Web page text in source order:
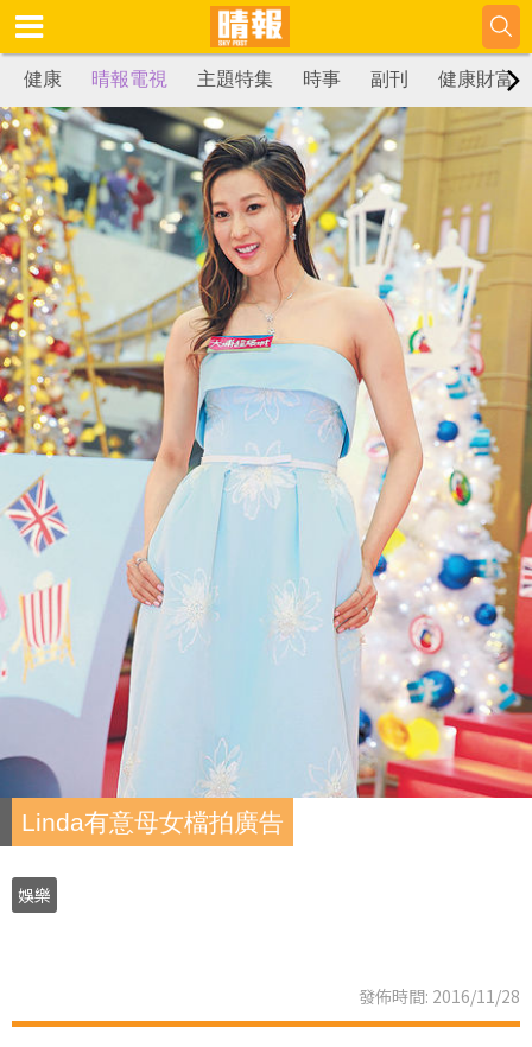
健康 晴報電視 主題特集 時事 副刊 健康財富
Linda有意母女檔拍廣告
娛樂
發佈時間: 2016/11/28